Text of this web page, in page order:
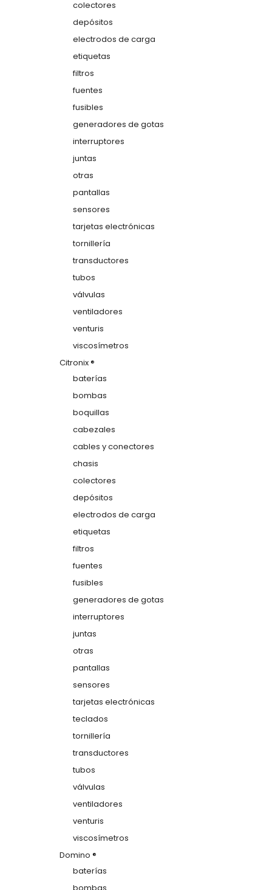
colectores
depósitos
electrodos de carga
etiquetas
filtros
fuentes
fusibles
generadores de gotas
interruptores
juntas
otras
pantallas
sensores
tarjetas electrónicas
tornillería
transductores
tubos
válvulas
ventiladores
venturis
viscosímetros
Citronix ®
baterías
bombas
boquillas
cabezales
cables y conectores
chasis
colectores
depósitos
electrodos de carga
etiquetas
filtros
fuentes
fusibles
generadores de gotas
interruptores
juntas
otras
pantallas
sensores
tarjetas electrónicas
teclados
tornillería
transductores
tubos
válvulas
ventiladores
venturis
viscosímetros
Domino ®
baterías